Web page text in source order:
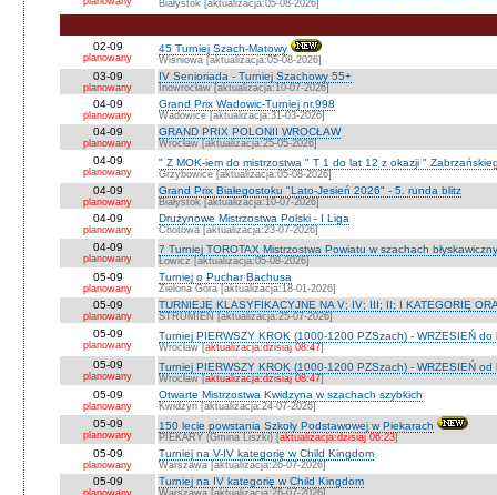
Białystok [aktualizacja:05-08-2026]
02-09
planowany
45 Turniej Szach-Matowy
Wiśniowa [aktualizacja:05-08-2026]
03-09
planowany
IV Senioriada - Turniej Szachowy 55+
Inowrocław [aktualizacja:10-07-2026]
04-09
planowany
Grand Prix Wadowic-Turniej nr.998
Wadowice [aktualizacja:31-03-2026]
04-09
planowany
GRAND PRIX POLONII WROCŁAW
Wrocław [aktualizacja:25-05-2026]
04-09
planowany
" Z MOK-iem do mistrzostwa " T 1 do lat 12 z okazji "
Grzybowice [aktualizacja:05-08-2026]
04-09
planowany
Grand Prix Białegostoku "Lato-Jesień 2026" - 5. runda blitz
Białystok [aktualizacja:10-07-2026]
04-09
planowany
Drużynowe Mistrzostwa Polski - I Liga
Chotowa [aktualizacja:23-07-2026]
04-09
planowany
7 Turniej TOROTAX Mistrzostwa Powiatu w szachach
Łowicz [aktualizacja:05-08-2026]
05-09
planowany
Turniej o Puchar Bachusa
Zielona Góra [aktualizacja:18-01-2026]
05-09
planowany
TURNIEJE KLASYFIKACYJNE NA V; IV; III; II; I KATEGORIĘ
STRUMIEŃ [aktualizacja:25-07-2026]
05-09
planowany
Turniej PIERWSZY KROK (1000-1200 PZSzach) - WRZESIEŃ do
Wrocław [aktualizacja:dzisiaj 08:47]
05-09
planowany
Turniej PIERWSZY KROK (1000-1200 PZSzach) - WRZESIEŃ od
Wrocław [aktualizacja:dzisiaj 08:47]
05-09
planowany
Otwarte Mistrzostwa Kwidzyna w szachach szybkich
Kwidzyn [aktualizacja:24-07-2026]
05-09
planowany
150 lecie powstania Szkoły Podstawowej w Piekarach
PIEKARY (Gmina Liszki) [aktualizacja:dzisiaj 06:23]
05-09
planowany
Turniej na V-IV kategorię w Child Kingdom
Warszawa [aktualizacja:26-07-2026]
05-09
planowany
Turniej na IV kategorię w Child Kingdom
Warszawa [aktualizacja:26-07-2026]